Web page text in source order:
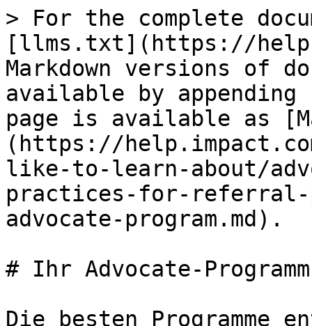
> For the complete
[llms.txt](https://
Markdown versions of
available by
page is available as
(https://
like-to-learn-about/
practices-for-referral-
advocate-program.md).
# Ihr Advocate-
Die besten Programme